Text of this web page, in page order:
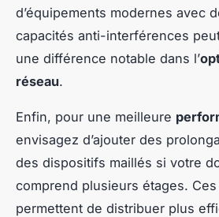
d’équipements modernes avec
capacités anti-interférences
une différence notable dans l’
réseau.
Enfin, pour une meilleure
envisagez d’ajouter des
des dispositifs maillés si votre
comprend plusieurs étages.
permettent de distribuer plus